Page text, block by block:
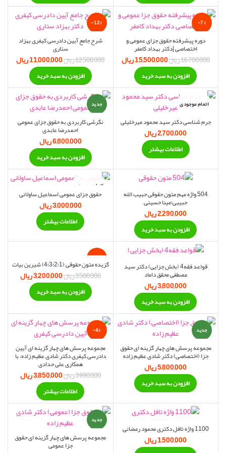
-7%
دوره پیشرفته حقوق جزای عمومی و
اختصاصی |دکتر بهداد کامفر
16,700,000ریال قیمت اصلی:
16,700,000 ریال
بود.
15,500,000ریال قیمت فعلی:
15,500,000 ریال. افزودن به سبد خرید
-12%
شرح جامع آیین دادرسی کیفری بهزاد
ستاری
12,500,000ریال قیمت اصلی:
12,500,000 ریال
بود.
11,000,000ریال
افزودن به سبد خرید
اتمام موجودی
جرم شناسی دکتر سید محمود میرخلیلی
2,700,000ریال
اطلاعات بیشتر
جدید
نگرشی کاربردی به حقوق جزای عمومی
احمدرضا عابدی
6,800,000ریال
افزودن به سبد خرید
504 واژه مهم متون حقوقی حبیب الله
حبیبی؛مینا حسینی
2,290,000ریال
افزودن به سبد خرید
اتمام موجودی
حقوق جزای عمومی اسماعیل ساولانی
3,000,000ریال
اطلاعات بیشتر
قواعد فقه4 (بخش جزایی) دکتر سید
مصطفی محقق داماد
3,800,000ریال
افزودن به سبد خرید
-9%
گزیده متون حقوقی (1؛2؛3؛4) شیرین بیات
3,500,000ریال قیمت اصلی:
3,500,000 ریال
بود.
3,200,000ریال
افزودن به سبد خرید
جدید
مجموعه پرسش های چهار گزینه ای حقوق
جزا (اختصاصی) دکتر شادی عظیم زاده
5,800,000ریال
افزودن به سبد خرید
-4%
اتمام موجودی
مجموعه پرسش های چهار گزینه ای آیین
دادرسی کیفری دکتر شادی عظیم زاده، با
همکاری علی حدادی
3,990,000ریال قیمت اصلی:
3,990,000 ریال
بود.
3,850,000ریال
اطلاعات بیشتر
1100 واژه تافل دکتری محمود رمضانی
1,500,000ریال
جدید
مجموعه پرسش های چهار گزینه ای حقوق
جزا عمومی